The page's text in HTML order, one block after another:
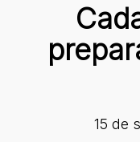
15 de